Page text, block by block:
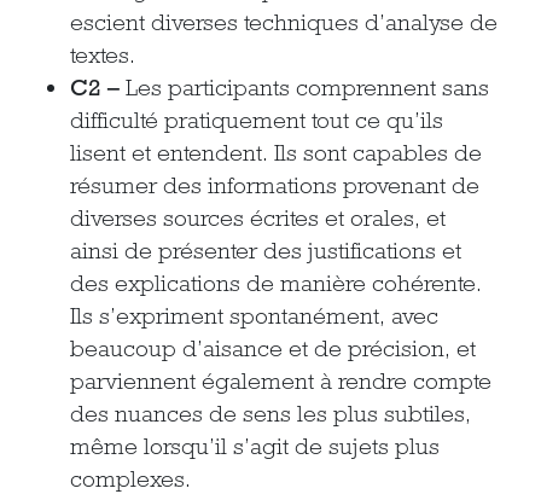
escient diverses techniques d’analyse de
textes.
C2 – Les participants comprennent sans
difficulté pratiquement tout ce qu’ils
lisent et entendent. Ils sont capables de
résumer des informations provenant de
diverses sources écrites et orales, et
ainsi de présenter des justifications et
des explications de manière cohérente.
Ils s’expriment spontanément, avec
beaucoup d’aisance et de précision, et
parviennent également à rendre compte
des nuances de sens les plus subtiles,
même lorsqu’il s’agit de sujets plus
complexes.